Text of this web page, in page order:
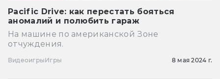
Pacific Drive: как перестать бояться
аномалий и полюбить гараж
На машине по американской Зоне
отчуждения.
ВидеоигрыИгры 8 мая 2024 г.